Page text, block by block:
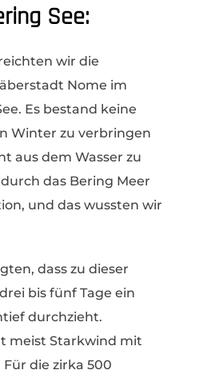
See:
wir die
Nome im
Es bestand keine
Winter zu verbringen
aus dem Wasser zu
das Bering Meer
und das wussten wir
dass zu dieser
bis fünf Tage ein
durchzieht.
meist Starkwind mit
die zirka 500